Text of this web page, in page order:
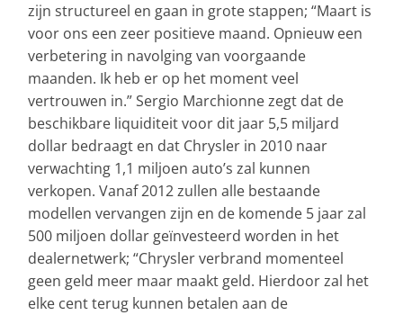
zijn structureel en gaan in grote stappen; “Maart is
voor ons een zeer positieve maand. Opnieuw een
verbetering in navolging van voorgaande
maanden. Ik heb er op het moment veel
vertrouwen in.” Sergio Marchionne zegt dat de
beschikbare liquiditeit voor dit jaar 5,5 miljard
dollar bedraagt en dat Chrysler in 2010 naar
verwachting 1,1 miljoen auto’s zal kunnen
verkopen. Vanaf 2012 zullen alle bestaande
modellen vervangen zijn en de komende 5 jaar zal
500 miljoen dollar geïnvesteerd worden in het
dealernetwerk; “Chrysler verbrand momenteel
geen geld meer maar maakt geld. Hierdoor zal het
elke cent terug kunnen betalen aan de